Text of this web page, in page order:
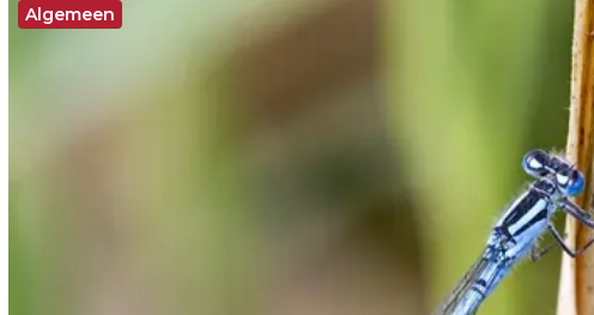
Algemeen